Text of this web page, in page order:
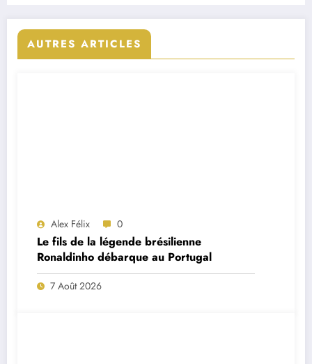
AUTRES ARTICLES
Alex Félix 0
Le fils de la légende brésilienne
Ronaldinho débarque au Portugal
7 Août 2026